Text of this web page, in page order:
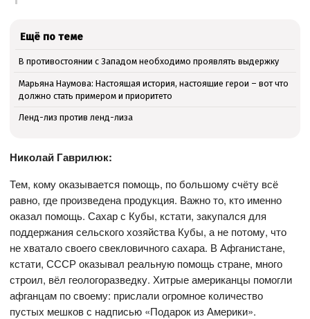
Ещё по теме
В противостоянии с Западом необходимо проявлять выдержку
Марьяна Наумова: Настоящая история, настоящие герои – вот что
должно стать примером и приоритето
Ленд-лиз против ленд-лиза
Николай Гаврилюк:
Тем, кому оказывается помощь, по большому счёту всё
равно, где произведена продукция. Важно то, кто именно
оказал помощь. Сахар с Кубы, кстати, закупался для
поддержания сельского хозяйства Кубы, а не потому, что
не хватало своего свекловичного сахара. В Афганистане,
кстати, СССР оказывал реальную помощь стране, много
строил, вёл геологоразведку. Хитрые американцы помогли
афганцам по своему: прислали огромное количество
пустых мешков с надписью «Подарок из Америки».